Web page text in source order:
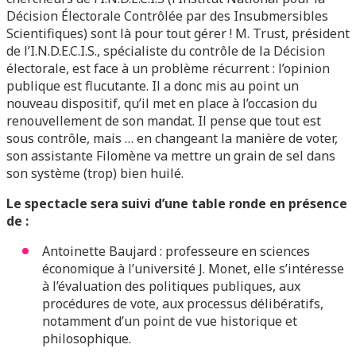
Décision ÉlectoraleContrôlée par des Insubmersibles
Scientifiques) sont là pour tout gérer ! M. Trust, président
de l’I.N.D.E.C.I.S., spécialiste du contrôle de la Décision
électorale, est face à un problème récurrent : l’opinion
publique est flucutante. Il a donc mis au point un
nouveau dispositif, qu’il met en place à l’occasion du
renouvellement de son mandat. Il pense que tout est
sous contrôle, mais … en changeant la manière de voter,
son assistante Filomène va mettre un grain de sel dans
son système (trop) bien huilé.
Le spectacle sera suivi d’une table ronde en présence
de :
Antoinette Baujard : professeure en sciences
économique à l’université J. Monet, elle s’intéresse
à l’évaluation des politiques publiques, aux
procédures de vote, aux processus délibératifs,
notamment d’un point de vue historique et
philosophique.